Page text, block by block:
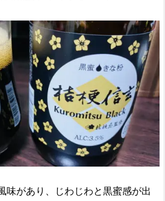
味があり、じわじわと黒蜜感が出